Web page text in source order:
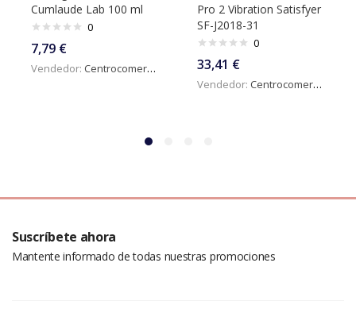
Cumlaude Lab 100 ml
0
7,79 €
Vendedor: Centrocomercialdigital
Pro 2 Vibration Satisfyer
SF-J2018-31
0
33,41 €
Vendedor: Centrocomercialdigital
Suscríbete ahora
Mantente informado de todas nuestras promociones